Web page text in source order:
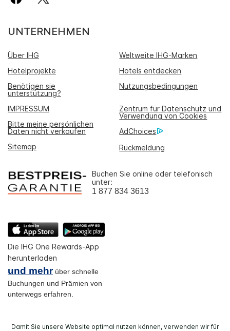
UNTERNEHMEN
Über IHG
Weltweite IHG-Marken
Hotelprojekte
Hotels entdecken
Benötigen sie
unterstützung?
Nutzungsbedingungen
IMPRESSUM
Zentrum für Datenschutz und
Verwendung von Cookies
Bitte meine persönlichen
Daten nicht verkaufen
AdChoices
Sitemap
Rückmeldung
Buchen Sie online oder telefonisch
unter:
1 877 834 3613
Die IHG One Rewards-App
herunterladen
und mehrüber schnelle
Buchungen und Prämien von
unterwegs erfahren.
Damit Sie unsere Website optimal nutzen können, verwenden wir für